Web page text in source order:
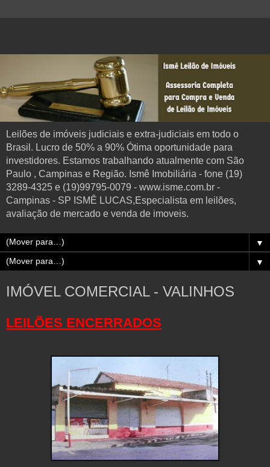
Leilões de imóveis judiciais e extra-judiciais em todo o
Brasil. Lucro de 50% a 90% Ótima oportunidade para
investidores. Estamos trabalhando atualmente com São
Paulo , Campinas e Região. Ismê Imobiliária - fone (19)
3289-4325 e (19)99795-0079 - www.isme.com.br -
Campinas - SP ISMÊ LUCAS,Especialista em leilões,
avaliação de mercado e venda de imoveis.
▼
▼
IMÓVEL COMERCIAL - VALINHOS
LEILÕES ENCERRADOS